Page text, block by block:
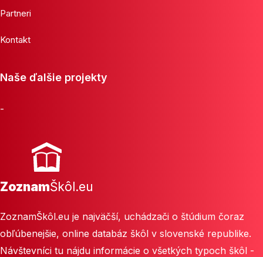
Partneri
Kontakt
Naše ďalšie projekty
-
ZoznamŠkôl.eu
ZoznamŠkôl.eu je najväčší, uchádzači o štúdium čoraz
obľúbenejšie, online databáz škôl v slovenské republike.
Návštevníci tu nájdu informácie o všetkých typoch škôl -